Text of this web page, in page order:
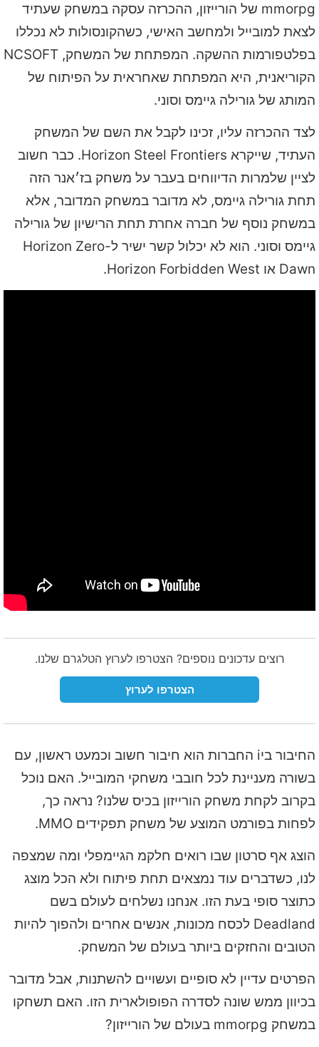
mmorpg של הורייזון, ההכרזה עסקה במשחק שעתיד
לצאת למובייל ולמחשב האישי, כשהקונסולות לא נכללו
בפלטפורמות ההשקה. המפתחת של המשחק, NCSOFT
הקוריאנית, היא המפתחת שאחראית על הפיתוח של
המותג של גורילה גיימס וסוני.
לצד ההכרזה עליו, זכינו לקבל את השם של המשחק
העתיד, שייקרא Horizon Steel Frontiers. כבר חשוב
לציין שלמרות הדיווחים בעבר על משחק בז׳אנר הזה
תחת גורילה גיימס, לא מדובר במשחק המדובר, אלא
במשחק נוסף של חברה אחרת תחת הרישיון של גורילה
גיימס וסוני. הוא לא יכלול קשר ישיר ל-Horizon Zero
Dawn או Horizon Forbidden West.
רוצים עדכונים נוספים? הצטרפו לערוץ הטלגרם שלנו.
הצטרפו לערוץ
החיבור ביi החברות הוא חיבור חשוב וכמעט ראשון, עם
בשורה מעניינת לכל חובבי משחקי המובייל. האם נוכל
בקרוב לקחת משחק הורייזון בכיס שלנו? נראה כך,
לפחות בפורמט המוצע של משחק תפקידים MMO.
הוצג אף סרטון שבו רואים חלקמ הגיימפלי ומה שמצפה
לנו, כשדברים עוד נמצאים תחת פיתוח ולא הכל מוצג
כתוצר סופי בעת הזו. אנחנו נשלחים לעולם בשם
Deadland לכסח מכונות, אנשים אחרים ולהפוך להיות
הטובים והחזקים ביותר בעולם של המשחק.
הפרטים עדיין לא סופיים ועשויים להשתנות, אבל מדובר
בכיוון ממש שונה לסדרה הפופולארית הזו. האם תשחקו
במשחק mmorpg בעולם של הורייזון?